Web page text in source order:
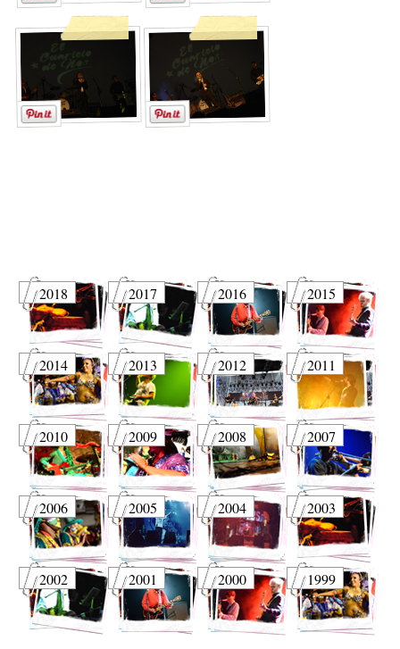
2018 2017 2016 2015
2014 2013 2012 2011
2010 2009 2008 2007
2006 2005 2004 2003
2002 2001 2000 1999